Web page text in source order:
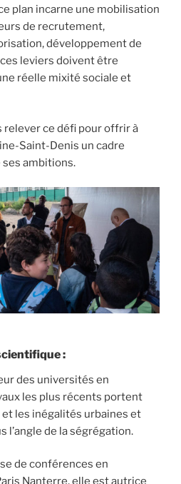
plan incarne une mobilisation
de recrutement,
développement de
leviers doivent être
réelle mixité sociale et
relever ce défi pour offrir à
Saint-Denis un cadre
ses ambitions.
:
des universités en
les plus récents portent
les inégalités urbaines et
l’angle de la ségrégation.
de conférences en
Nanterre, elle est autrice